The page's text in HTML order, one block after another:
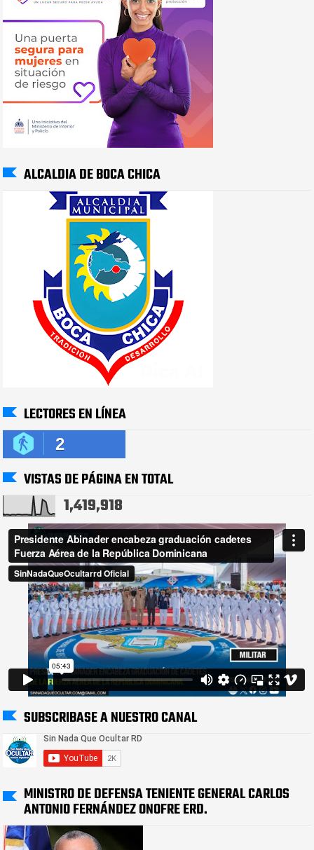
ALCALDIA DE BOCA CHICA
LECTORES EN LÍNEA
2
VISTAS DE PÁGINA EN TOTAL
1,419,918
SUBSCRIBASE A NUESTRO CANAL
MINISTRO DE DEFENSA TENIENTE GENERAL CARLOS
ANTONIO FERNÁNDEZ ONOFRE ERD.